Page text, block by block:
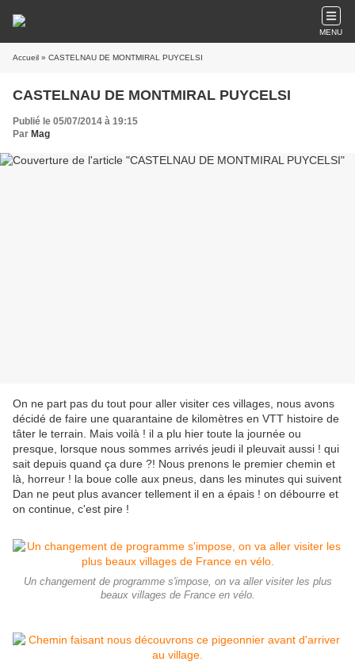
MENU
Accueil » CASTELNAU DE MONTMIRAL PUYCELSI
CASTELNAU DE MONTMIRAL PUYCELSI
Publié le 05/07/2014 à 19:15
Par Mag
On ne part pas du tout pour aller visiter ces villages, nous avons
décidé de faire une quarantaine de kilomètres en VTT histoire de
tâter le terrain. Mais voilà ! il a plu hier toute la journée ou
presque, lorsque nous sommes arrivés jeudi il pleuvait aussi ! qui
sait depuis quand ça dure ?! Nous prenons le premier chemin et
là, horreur ! la boue colle aux pneus, dans les minutes qui suivent
Dan ne peut plus avancer tellement il en a épais ! on débourre et
on continue, c'est pire !
Un changement de programme s'impose, on va aller visiter les plus
beaux villages de France en vélo.